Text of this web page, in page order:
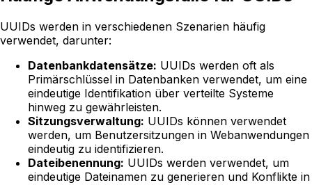
UUIDs werden in verschiedenen Szenarien häufig
verwendet, darunter:
Datenbankdatensätze: UUIDs werden oft als
Primärschlüssel in Datenbanken verwendet, um eine
eindeutige Identifikation über verteilte Systeme
hinweg zu gewährleisten.
Sitzungsverwaltung: UUIDs können verwendet
werden, um Benutzersitzungen in Webanwendungen
eindeutig zu identifizieren.
Dateibenennung: UUIDs werden verwendet, um
eindeutige Dateinamen zu generieren und Konflikte in